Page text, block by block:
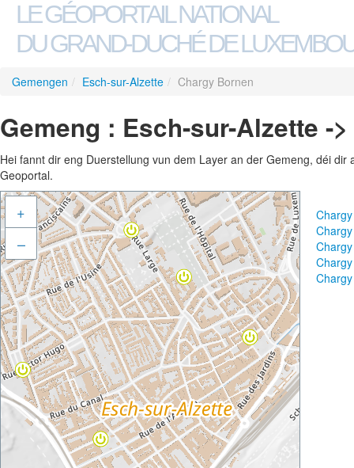
LE GÉOPORTAIL NATIONAL
DU GRAND-DUCHÉ DE
Gemengen / Esch-sur-Alzette / Chargy Bornen
Gemeng : Esch-sur-Alzette -
Hei fannt dir eng Duerstellung vun dem Layer an der Gemeng, déi
Geoportal.
+
–